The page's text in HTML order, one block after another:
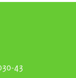
43